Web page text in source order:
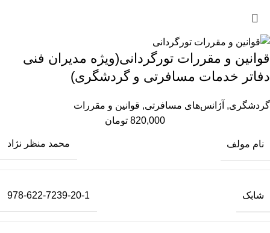
قوانین و مقررات تورگردانی(ویژه مدیران فنی
دفاتر خدمات مسافرتی و گردشگری)
گردشگری, آژانس‌های مسافرتی, قوانین و مقررات
820,000 تومان
نام مولف محمد منظر نژاد
شابک 978-622-7239-20-1